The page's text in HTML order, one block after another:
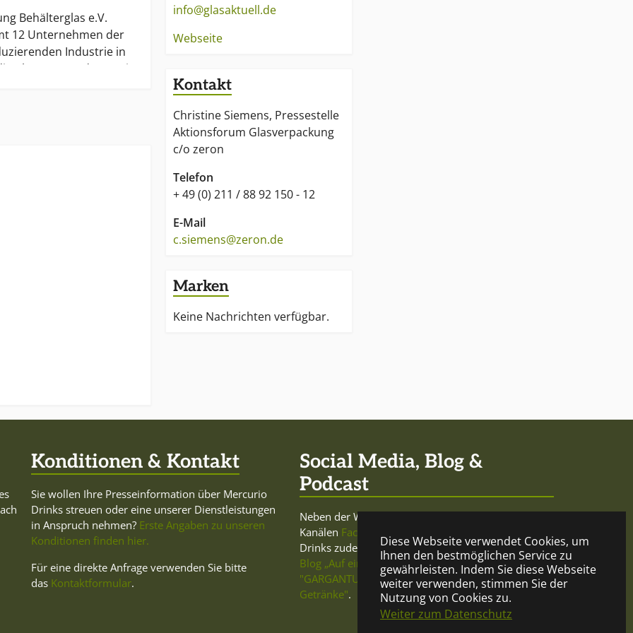
Diese Webseite verwendet Cookies, um
Ihnen den bestmöglichen Service zu
gewährleisten. Indem Sie diese Webseite
weiter verwenden, stimmen Sie der
Nutzung von Cookies zu.
Weiter zum Datenschutz
Behälterglas e.V.
12 Unternehmen der
Industrie in
über 32 Standorte mit
der
info@glasaktuell.de
Webseite
Kontakt
Christine Siemens, Pressestelle
Aktionsforum Glasverpackung
c/o zeron
Telefon
+ 49 (0) 211 / 88 92 150 - 12
E-Mail
c.siemens@zeron.de
Marken
Keine Nachrichten verfügbar.
Konditionen & Kontakt
Sie wollen Ihre Presseinformation über Mercurio
Drinks streuen oder eine unserer Dienstleistungen
in Anspruch nehmen? Erste Angaben zu unseren
Konditionen finden hier.
Für eine direkte Anfrage verwenden Sie bitte
das Kontaktformular.
Social Media, Blog &
Podcast
Neben der Website sowie den Social-Media-
Kanälen Facebook
Drinks zudem den trink- und meinungsfreudigen
Blog „Auf ein Glas"und beteiligt sich amPodcast
"GARGANTUA - Gespräche über Geist und
Getränke".